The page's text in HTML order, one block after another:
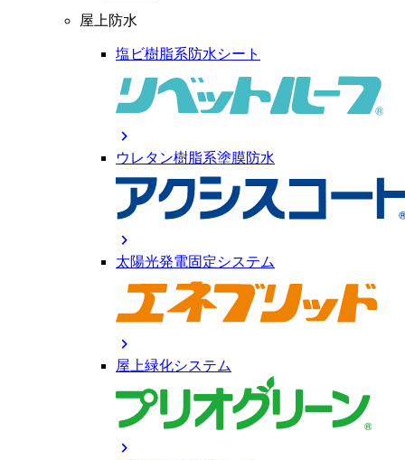
屋上防水
塩ビ樹脂系防水シート
chevron_right
ウレタン樹脂系塗膜防水
chevron_right
太陽光発電固定システム
chevron_right
屋上緑化システム
chevron_right